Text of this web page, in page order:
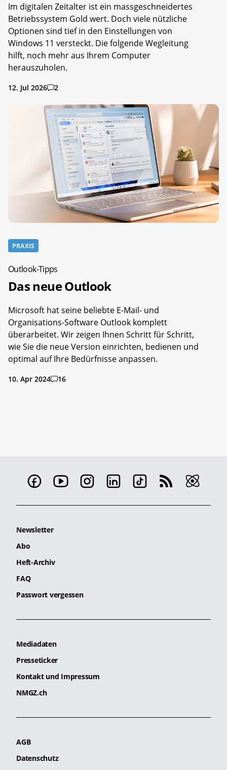
Im digitalen Zeitalter ist ein massgeschneidertes
Betriebssystem Gold wert. Doch viele nützliche
Optionen sind tief in den Einstellungen von
Windows 11 versteckt. Die folgende Wegleitung
hilft, noch mehr aus Ihrem Computer
herauszuholen.
12. Jul 2026 2
PRAXIS
Outlook-Tipps
Das neue Outlook
Microsoft hat seine beliebte E-Mail- und
Organisations-Software Outlook komplett
überarbeitet. Wir zeigen Ihnen Schritt für Schritt,
wie Sie die neue Version einrichten, bedienen und
optimal auf Ihre Bedürfnisse anpassen.
10. Apr 2024 16
Newsletter
Abo
Heft-Archiv
FAQ
Passwort vergessen
Mediadaten
Presseticker
Kontakt und Impressum
NMGZ.ch
AGB
Datenschutz